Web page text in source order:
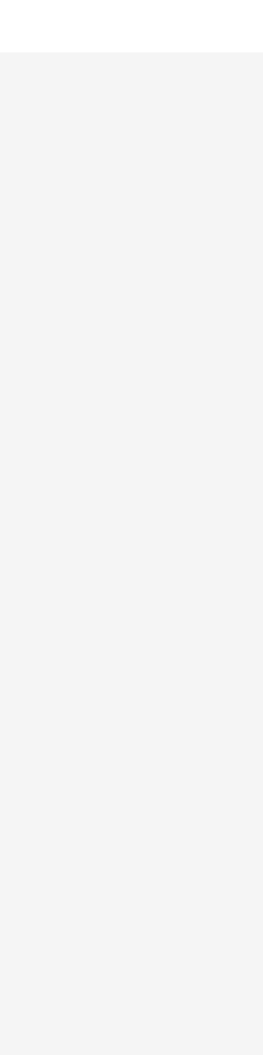
en vervolgstappen
(uit stap 1)
of RMM
aanvallen zoals
stap)
in de beveiliging.
dreigingen vragen om